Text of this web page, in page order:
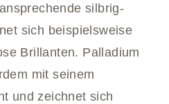
silbrig-
sich beispielsweise
Brillanten. Palladium
mit seinem
und zeichnet sich